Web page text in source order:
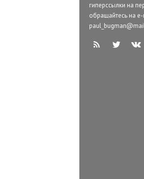
гиперссылки на
обращайтесь на